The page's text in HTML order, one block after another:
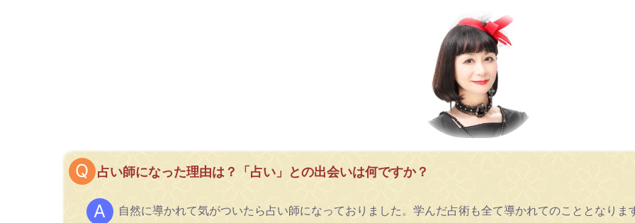
占い師になった理由は？「占い」との出会いは何ですか？
自然に導かれて気がついたら占い師になっておりました。学んだ占術も全て導かれてのこととなりま